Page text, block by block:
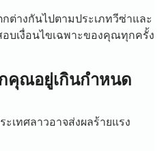
ต่างกันไปตามประเภทวีซ่าและ
เงื่อนไขเฉพาะของคุณทุกครั้ง
คุณอยู่เกินกำหนด
เทศลาวอาจส่งผลร้ายแรง